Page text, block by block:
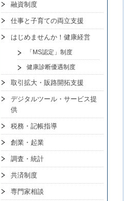
融資制度
仕事と子育ての両立支援
はじめませんか！健康経営
「MS認定」制度
健康診断優遇制度
取引拡大・販路開拓支援
デジタルツール・サービス提
供
税務・記帳指導
創業・起業
調査・統計
共済制度
専門家相談